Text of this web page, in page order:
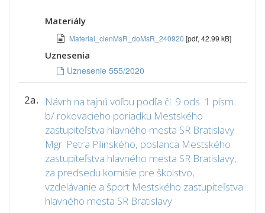
Materiály
Material_clenMsR_doMsR_240920 [pdf, 42.99 kB]
Uznesenia
Uznesenie 555/2020
2a.
Návrh na tajnú voľbu podľa čl. 9 ods. 1 písm.
b/ rokovacieho poriadku Mestského
zastupiteľstva hlavného mesta SR Bratislavy
Mgr. Petra Pilinského, poslanca Mestského
zastupiteľstva hlavného mesta SR Bratislavy,
za predsedu komisie pre školstvo,
vzdelávanie a šport Mestského zastupiteľstva
hlavného mesta SR Bratislavy